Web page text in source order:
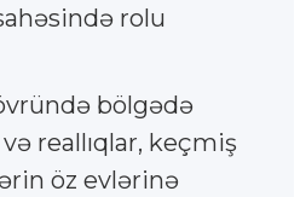
rolu
bölgədə
reallıqlar, keçmiş
öz evlərinə